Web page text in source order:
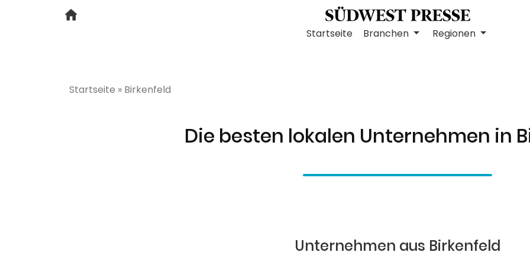
Startseite Branchen Regionen
Startseite » Birkenfeld
Die besten lokalen Unternehmen in
Unternehmen aus Birkenfeld